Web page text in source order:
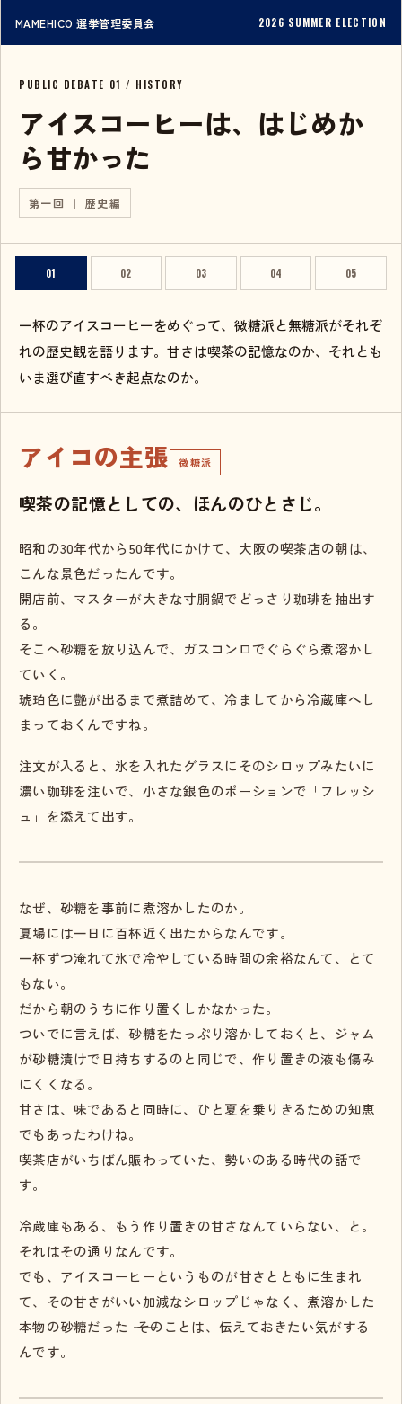
MAMEHICO 選挙管理委員会 2026 SUMMER ELECTION
PUBLIC DEBATE 01 / HISTORY
アイスコーヒーは、はじめか
ら甘かった
第一回 ｜ 歴史編
01 02 03 04 05
一杯のアイスコーヒーをめぐって、微糖派と無糖派がそれぞ
れの歴史観を語ります。甘さは喫茶の記憶なのか、それとも
いま選び直すべき起点なのか。
アイコの主張 微糖派
喫茶の記憶としての、ほんのひとさじ。
昭和の30年代から50年代にかけて、大阪の喫茶店の朝は、
こんな景色だったんです。
開店前、マスターが大きな寸胴鍋でどっさり珈琲を抽出す
る。
そこへ砂糖を放り込んで、ガスコンロでぐらぐら煮溶かし
ていく。
琥珀色に艶が出るまで煮詰めて、冷ましてから冷蔵庫へし
まっておくんですね。
注文が入ると、氷を入れたグラスにそのシロップみたいに
濃い珈琲を注いで、小さな銀色のポーションで「フレッシ
ュ」を添えて出す。
なぜ、砂糖を事前に煮溶かしたのか。
夏場には一日に百杯近く出たからなんです。
一杯ずつ淹れて氷で冷やしている時間の余裕なんて、とて
もない。
だから朝のうちに作り置くしかなかった。
ついでに言えば、砂糖をたっぷり溶かしておくと、ジャム
が砂糖漬けで日持ちするのと同じで、作り置きの液も傷み
にくくなる。
甘さは、味であると同時に、ひと夏を乗りきるための知恵
でもあったわけね。
喫茶店がいちばん賑わっていた、勢いのある時代の話で
す。
冷蔵庫もある、もう作り置きの甘さなんていらない、と。
それはその通りなんです。
でも、アイスコーヒーというものが甘さとともに生まれ
て、その甘さがいい加減なシロップじゃなく、煮溶かした
本物の砂糖だった ―― そのことは、伝えておきたい気がする
んです。